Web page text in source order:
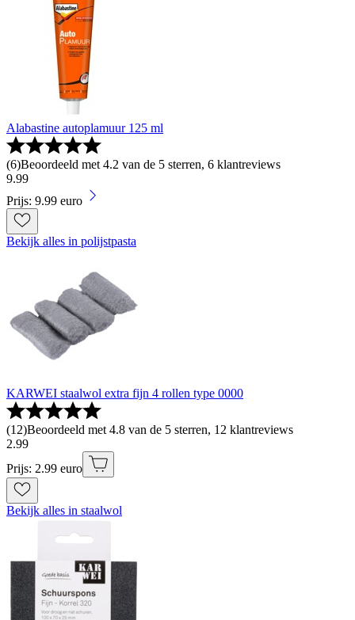
Alabastine autoplamuur 125 ml
(6)Beoordeeld met 4.2 van de 5 sterren, 6 klantreviews
9.99
Prijs: 9.99 euro
Bekijk alles in polijstpasta
KARWEI staalwol extra fijn 4 rollen type 0000
(12)Beoordeeld met 4.8 van de 5 sterren, 12 klantreviews
2.99
Prijs: 2.99 euro
Bekijk alles in staalwol